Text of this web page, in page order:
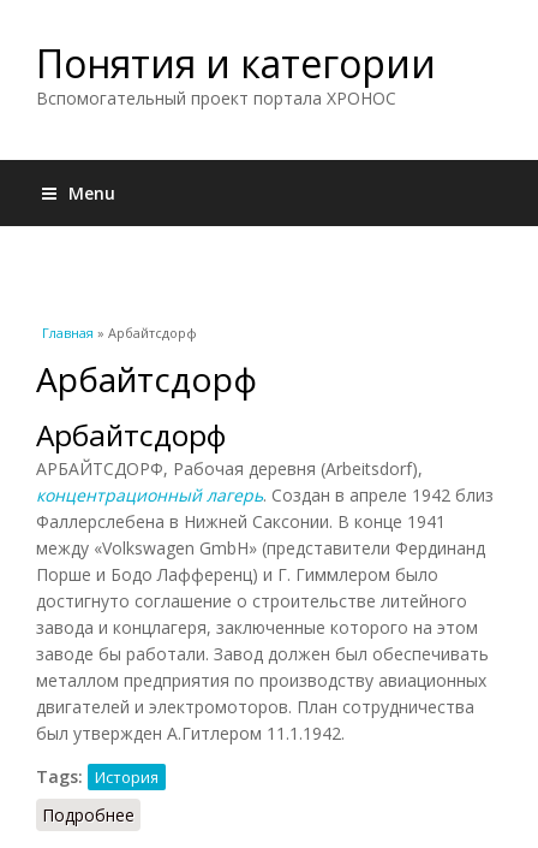
Понятия и категории
Вспомогательный проект портала ХРОНОС
Menu
Вы здесь
Главная » Арбайтсдорф
Арбайтсдорф
Арбайтсдорф
АРБАЙТСДОРФ, Рабочая деревня (Arbeitsdorf),
концентрационный лагерь. Создан в апреле 1942 близ
Фаллерслебена в Нижней Саксонии. В конце 1941
между «Volkswagen GmbH» (представители Фердинанд
Порше и Бодо Лафференц) и Г. Гиммлером было
достигнуто соглашение о строительстве литейного
завода и концлагеря, заключенные которого на этом
заводе бы работали. Завод должен был обеспечивать
металлом предприятия по производству авиационных
двигателей и электромоторов. План сотрудничества
был утвержден А.Гитлером 11.1.1942.
Tags:
История
Подробнее